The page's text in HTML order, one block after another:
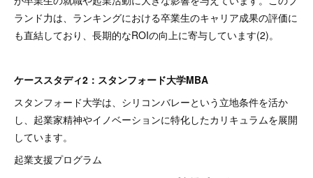
ランド力は、ランキングにおける卒業生のキャリア成果の評価に
も直結しており、長期的なROIの向上に寄与しています(2)。
ケーススタディ2：スタンフォード大学MBA
スタンフォード大学は、シリコンバレーという立地条件を活か
し、起業家精神やイノベーションに特化したカリキュラムを展開
しています。
起業支援プログラム